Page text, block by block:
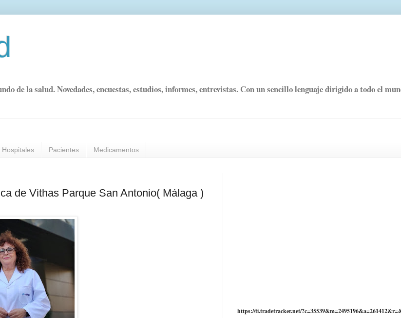
de la salud. Novedades, encuestas, estudios, informes, entrevistas. Con un sencillo lenguaje dirigido a todo el
Hospitales Pacientes Medicamentos
de Vithas Parque San Antonio( Málaga )
https://ti.tradetracker.net/